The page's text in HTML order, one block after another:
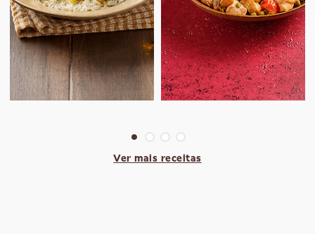
Ver mais receitas